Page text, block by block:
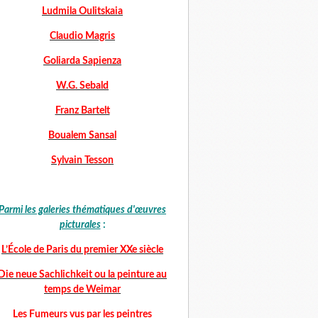
Ludmila Oulitskaia
Claudio Magris
Goliarda Sapienza
W.G. Sebald
Franz Bartelt
Boualem Sansal
Sylvain Tesson
les galeries thématiques d'œuvres
picturales:
L’École de Paris du premier XXe siècle
neue Sachlichkeit ou la peinture au
temps de Weimar
Les Fumeurs vus par les peintres